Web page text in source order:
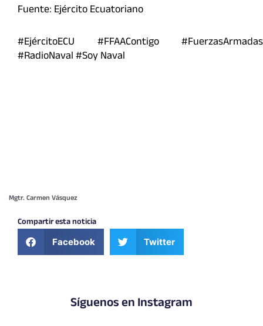
Fuente: Ejército Ecuatoriano
#EjércitoECU #FFAAContigo #FuerzasArmadas
#RadioNaval #Soy Naval
Mgtr. Carmen Vásquez
Compartir esta noticia
Facebook Twitter
Síguenos en Instagram